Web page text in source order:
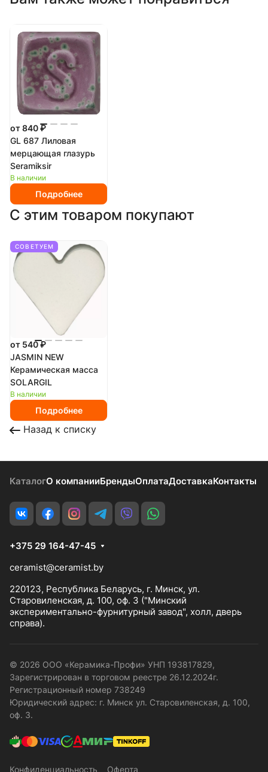
от 840 ₽
GL 687 Лиловая
мерцающая глазурь
Seramiksir
В наличии
Подробнее
С этим товаром покупают
СОВЕТУЕМ
от 540 ₽
JASMIN NEW
Керамическая масса
SOLARGIL
В наличии
Подробнее
Назад к списку
КаталогО компанииБрендыОплатаДоставкаКонтакты
+375 29 164-47-45
ceramist@ceramist.by
220123, Республика Беларусь, г. Минск, ул.
Старовиленская, д. 100, оф. 3 ("Минский
экспериментально-фурнитурный завод", холл, дверь
справа).
© 2026 ООО «Керамика-Профи» УНП 193817829,
Зарегистрирован в торговом реестре 26.12.2024г.
Регистрационный номер 738249
Юридический адрес: г. Минск ул. Старовиленская, д. 100,
оф. 3.
Конфиденциальность Оферта